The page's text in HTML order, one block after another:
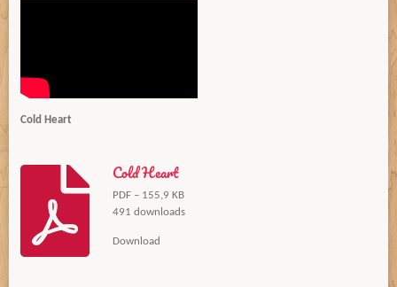
Cold Heart
Cold Heart
PDF – 155,9 KB
491 downloads
Download